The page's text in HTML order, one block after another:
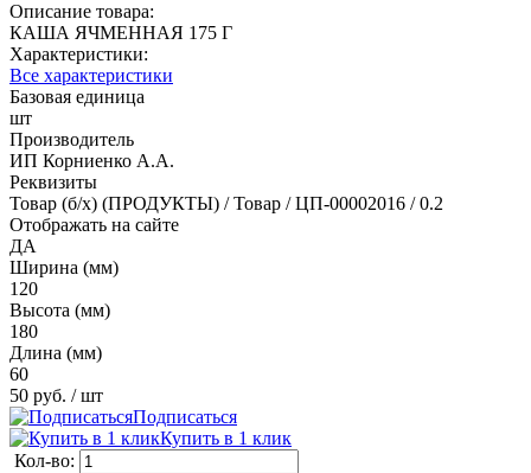
Описание товара:
КАША ЯЧМЕННАЯ 175 Г
Характеристики:
Все характеристики
Базовая единица
шт
Производитель
ИП Корниенко А.А.
Реквизиты
Товар (б/х) (ПРОДУКТЫ) / Товар / ЦП-00002016 / 0.2
Отображать на сайте
ДА
Ширина (мм)
120
Высота (мм)
180
Длина (мм)
60
50 руб. / шт
Подписаться
Купить в 1 клик
Кол-во: